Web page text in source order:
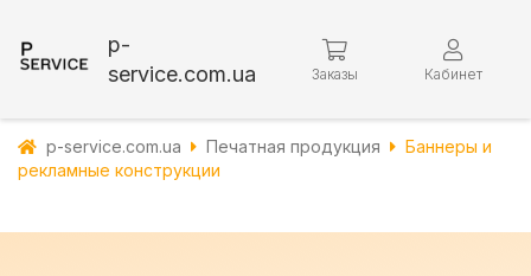
p-
service.com.ua
Заказы Кабинет
p-service.com.ua Печатная продукция
Баннеры и
рекламные конструкции